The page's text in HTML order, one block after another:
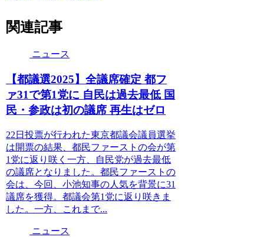
関連記事
ニュース
【都議選2025】全議席確定 都フ
ァ31で第1党に 自民は過去最低 国
民・参政は初の議席 再生はゼロ
22日投票が行われた東京都議会議員選挙
は開票の結果、都民ファーストの会が第
1党に返り咲く一方、自民党が過去最低
の議席となりました。都民ファーストの
会は、今回、小池知事の人気を背景に31
議席を獲得。都議会第1党に返り咲きま
した。一方、これまで...
ニュース